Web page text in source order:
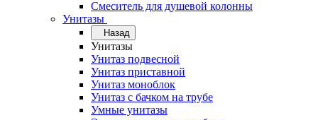
Смеситель для душевой колонны
Унитазы
Назад
Унитазы
Унитаз подвесной
Унитаз приставной
Унитаз моноблок
Унитаз с бачком на трубе
Умные унитазы